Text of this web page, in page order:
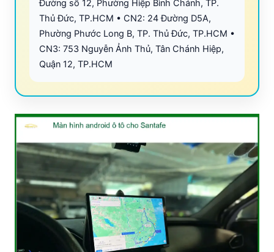
Đường số 12, Phường Hiệp Bình Chánh, TP.
Thủ Đức, TP.HCM • CN2: 24 Đường D5A,
Phường Phước Long B, TP. Thủ Đức, TP.HCM •
CN3: 753 Nguyễn Ảnh Thủ, Tân Chánh Hiệp,
Quận 12, TP.HCM